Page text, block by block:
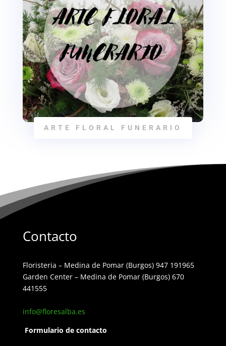
ARTE FLORAL FUNERARIO
Contacto
Floristeria – Medina de Pomar (Burgos) 947 191965
Garden Center – Medina de Pomar (Burgos) 670
441555
info@floresalba.es
Formulario de contacto